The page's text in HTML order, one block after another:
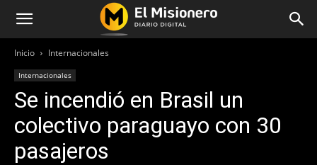
Inicio Internacionales
Internacionales
Se incendió en Brasil un
colectivo paraguayo con 30
pasajeros